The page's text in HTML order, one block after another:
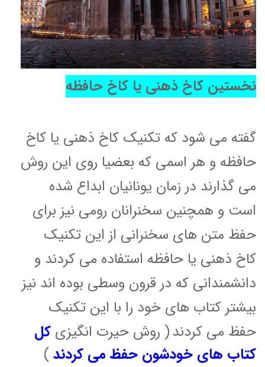
نخستین کاخ ذهنی یا کاخ حافظه
گفته می شود که تکنیک کاخ ذهنی یا کاخ
حافظه و هر اسمی که بعضیا روی این روش
می گذارند در زمان یونانیان ابداع شده
است و همچنین سخنرانان رومی نیز برای
حفظ متن های سخنرانی از این تکنیک
کاخ ذهنی یا حافظه استفاده می کردند و
دانشمندانی که در قرون وسطی بوده اند نیز
بیشتر کتاب های خود را با این تکنیک
حفظ می کردند( روش حیرت انگیزی کل
کتاب های خودشون حفظ می کردند )